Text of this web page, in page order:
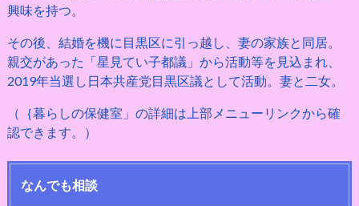
興味を持つ。
その後、結婚を機に目黒区に引っ越し、妻の家族と同居。
親交があった「星見てい子都議」から活動等を見込まれ、
2019年当選し日本共産党目黒区議として活動。妻と二女。
（｛暮らしの保健室」の詳細は上部メニューリンクから確
認できます。）
なんでも相談